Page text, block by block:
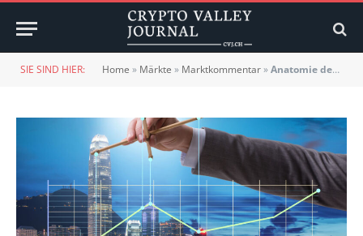
SIE SIND HIER: Home » Märkte » Marktkommentar»Anatomie der Marktmanipulation in DeFi